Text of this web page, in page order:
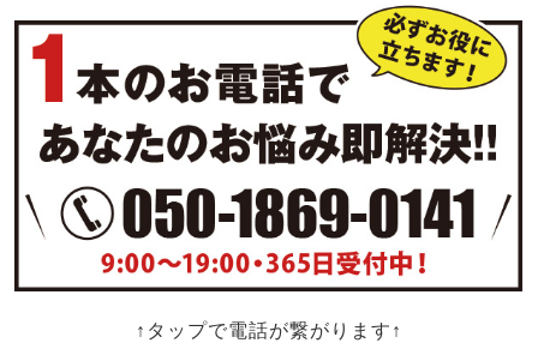
↑タップで電話が繋がります↑